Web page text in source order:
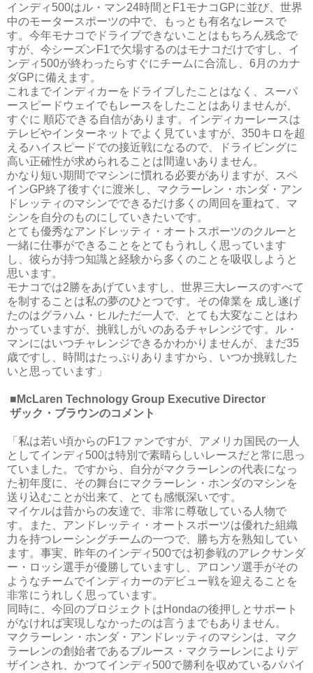
インディ500はル・マン24時間とF1モナコGPに並び、世界
中のモータースポーツの中で、もっとも有名なレースで
す。今年モナコでドライブできないことはもちろん残念で
すが、今シーズンF1で欠場するのはモナコだけですし、イ
ンディ500が終わったらすぐにチームに合流し、6月のカナ
ダGPに備えます。
これまでインディカーをドライブしたことはなく、スーパ
ースピードウェイでもレースをしたことはありませんが、
すぐに 順応できる自信があります。インディカーレースは
テレビやインターネットでよく見ていますが、350キロを超
えるハイスピードでの接近戦になるので、ドライビングに
高い正確性が求められることは間違いありません。
かなり短い期間でマシンに慣れる必要がありますが、スペ
インGP終了後すぐに渡米し、マクラーレン・ホンダ・アン
ドレッティのマシンでできるだけ多くの周回を重ねて、マ
シンを自分のものにしていきたいです。
とても優秀なアンドレッティ・オートスポーツのクルーと
一緒に仕事ができることをとてもうれしく思っています
し、彼らが持つ知識と経験から多くのことを吸収しようと
思います。
モナコでは2勝をあげていますし、世界三大レースのすべて
を制することは私の夢のひとつです。その偉業を 成し遂げ
たのはグラハム・ヒルただ一人で、とても大変なことはわ
かっていますが、挑戦しがいのあるチャレンジです。ル・
マンにはいつチャレンジできるかわかりませんが、まだ35
歳ですし、時間はたっぷりありますから、いつか挑戦した
いと思っています」
■McLaren Technology Group Executive Director
ザック・ブラウンのコメント
「私は若い頃からのF1ファンですが、アメリカ国民の一人
としてインディ500は特別で素晴らしいレースだと常に思っ
ていました。ですから、自分がマクラーレンの代表になっ
た初年度に、その舞台にマクラーレン・ホンダのマシンを
送り込むことが出来て、とても感慨深いです。
マイケルは昔からの友達で、非常に尊敬している人物で
す。また、アンドレッティ・オートスポーツは優れた組織
力を持つレーシングチームの一つで、勝ち方を熟知してい
ます。事実、昨年のインディ500では初参戦のアレクサンダ
ー・ロッシ選手が優勝していますし、アロンソ選手がその
ようなチームでインディカーのデビュー戦を迎えることを
非常にうれしく思っています。
同時に、今回のプロジェクトはHondaの後押しとサポート
がなければ実現しなかったのは言うまでもありません。
マクラーレン・ホンダ・アンドレッティのマシンは、マク
ラーレンの創始者であるブルース・マクラーレンによりデ
ザインされ、かつてインディ500で勝利を収めているパパイ